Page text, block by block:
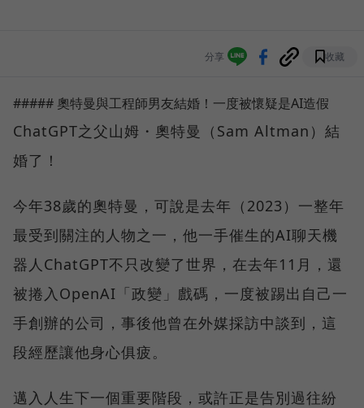
分享 收藏
##### 奧特曼與工程師男友結婚！一度被懷疑是AI造假
ChatGPT之父山姆・奧特曼（Sam Altman）結
婚了！
今年38歲的奧特曼，可說是去年（2023）一整年
最受到關注的人物之一，他一手催生的AI聊天機
器人ChatGPT不只改變了世界，在去年11月，還
被捲入OpenAI「政變」戲碼，一度被踢出自己一
手創辦的公司，事後他曾在外媒採訪中談到，這
段經歷讓他身心俱疲。
邁入人生下一個重要階段，或許正是告別過往紛